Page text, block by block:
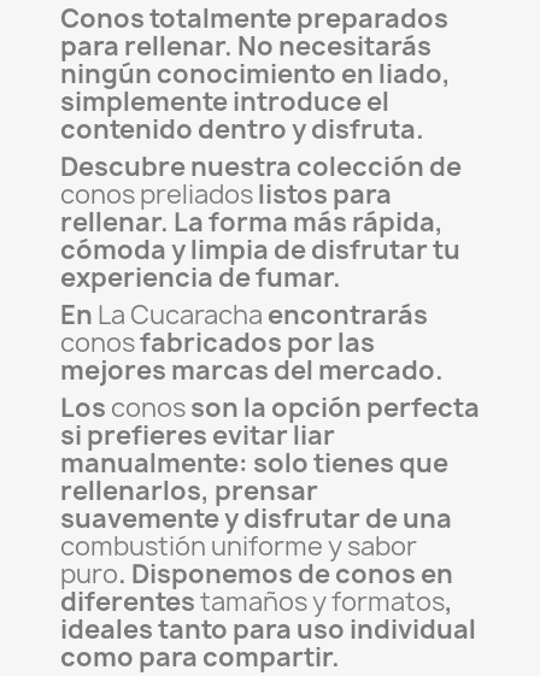
Conos totalmente preparados
para rellenar. No necesitarás
ningún conocimiento en liado,
simplemente introduce el
contenido dentro y disfruta.
Descubre nuestra colección de
conos preliadoslistos para
rellenar. La forma más rápida,
cómoda y limpia de disfrutar tu
experiencia de fumar.
En La Cucaracha encontrarás
conosfabricados por las
mejores marcas del mercado.
Los conosson la opción perfecta
si prefieres evitar liar
manualmente: solo tienes que
rellenarlos, prensar
suavemente y disfrutar de una
combustión uniforme y sabor
puro. Disponemos de conos en
diferentestamaños y formatos,
ideales tanto para uso individual
como para compartir.